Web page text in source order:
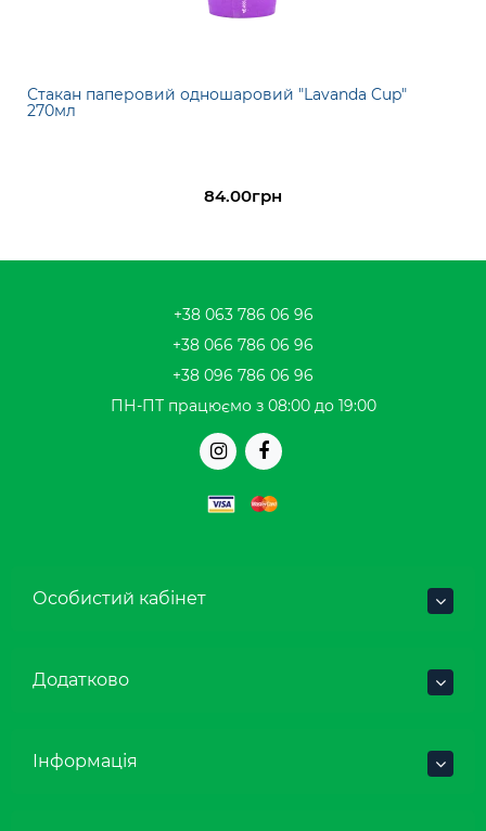
Стакан паперовий одношаровий "Lavanda Cup"
270мл
84.00грн
+38 063 786 06 96
+38 066 786 06 96
+38 096 786 06 96
ПН-ПТ працюємо з 08:00 до 19:00
Особистий кабінет
Додатково
Інформація